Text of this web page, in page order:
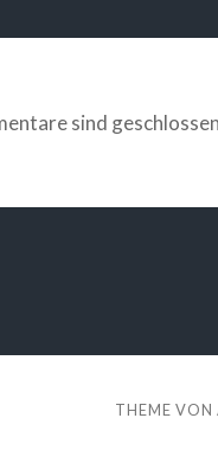
sind
THEME VON